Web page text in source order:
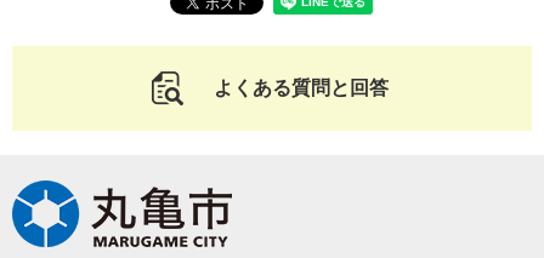
よくある質問と回答